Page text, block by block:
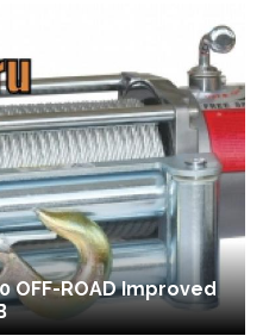
OFF-ROAD Improved